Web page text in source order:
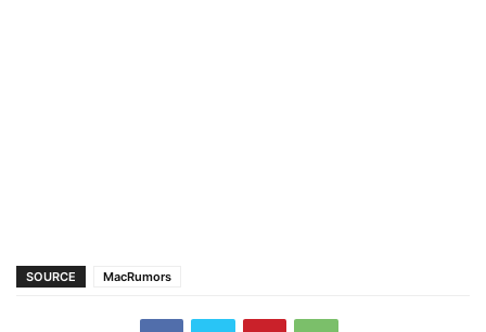
SOURCE MacRumors